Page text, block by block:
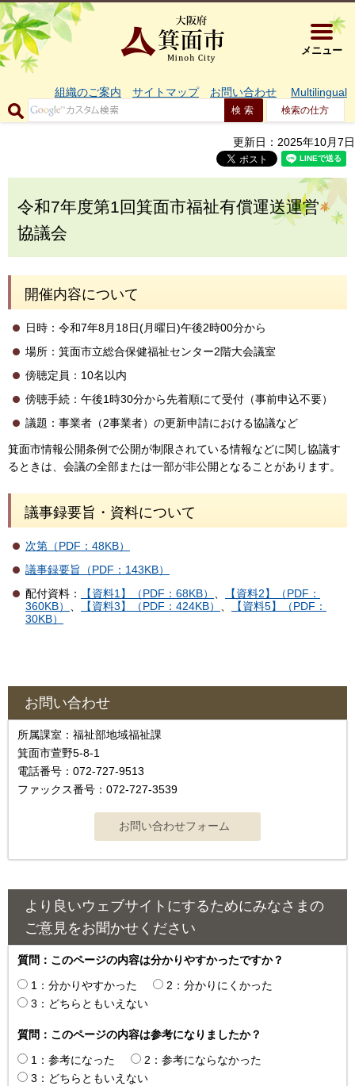
大阪府箕
メニュー
組織のご案内 サイトマップ お問い合わせ Multilingual
検索の仕方
更新日：2025年10月7日
令和7年度第1回箕面市福祉有償運送運営
協議会
開催内容について
日時：令和7年8月18日(月曜日)午後2時00分から
場所：箕面市立総合保健福祉センター2階大会議室
傍聴定員：10名以内
傍聴手続：午後1時30分から先着順にて受付（事前申込不要）
議題：事業者（2事業者）の更新申請における協議など
箕面市情報公開条例で公開が制限されている情報などに関し協議す
るときは、会議の全部または一部が非公開となることがあります。
議事録要旨・資料について
次第（PDF：48KB）
議事録要旨（PDF：143KB）
配付資料：
【資料1】（PDF：68KB）
【資料2】（PDF：
360KB）
【資料3】（PDF：424KB）
【資料5】（PDF：
30KB）
お問い合わせ
所属課室：福祉部地域福祉課
箕面市萱野5-8-1
電話番号：072-727-9513
ファックス番号：072-727-3539
より良いウェブサイトにするためにみなさまの
ご意見をお聞かせください
質問：このページの内容は分かりやすかったですか？
1：分かりやすかった
2：分かりにくかった
3：どちらともいえない
質問：このページの内容は参考になりましたか？
1：参考になった
2：参考にならなかった
3：どちらともいえない